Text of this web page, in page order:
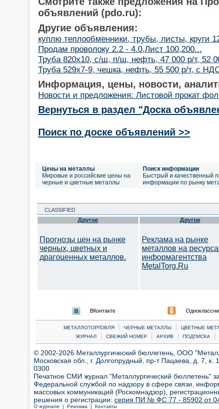
объявлений (pdo.ru):
Другие объявления:
куплю теплообменники, трубы, листы, круги
Продам проволоку 2.2 - 4.0,Лист 100,200...
Труба 820х10, с/ш, п/ш, нефть, 47 000 р/т, 52
Труба 529х7-9, чешка, нефть, 55 500 р/т, с
Информация, цены, новости,
Новости и предложения: Листовой прокат
Вернуться в раздел "Доска
Поиск по доске объявлений >>
Цены на металлы
Мировые и российские цены на
черные и цветные металлы
Поиск информации
Быстрый и качественный
информации по рынку
CLASSIFIED
Другое
Прогнозы цен на рынке
черных, цветных и
драгоценных металлов.
Другое
Реклама на рынке
металлов на
информагентства
MetalTorg.Ru
ВКонтакте
МЕТАЛЛОТОРГОВЛЯ | ЧЕРНЫЕ МЕТАЛЛЫ |
ЦВЕТНЫЕ
ЖУРНАЛ
| СВЕЖИЙ НОМЕР | АРХИВ | ПОДПИСКА |
© 2002-2026 Металлургический бюллетень, ООО
Московская обл., г. Долгопрудный, пр-т Пацаева, д. 7,
0300
Печатное СМИ журнал "Металлургический бюллетень"
Федеральной службой по надзору в сфере связи,
массовых коммуникаций (Роскомнадзор),
решения о регистрации: серия ПИ № ФС 77 - 85902 от 04
О журнале | Реклама | Контакты